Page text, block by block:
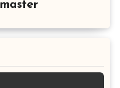
master